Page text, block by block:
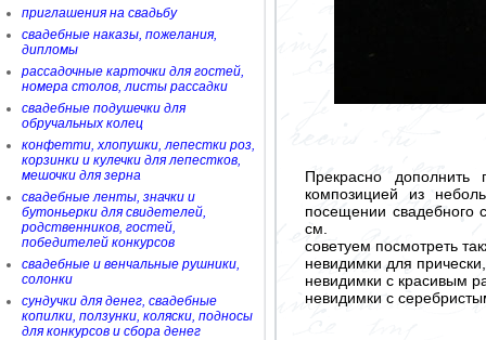
приглашения на свадьбу
свадебные наказы, пожелания,
дипломы
рассадочные карточки для гостей,
номера столов, листы рассадки
свадебные подушечки для
обручальных колец
конфетти, хлопушки, лепестки роз,
корзинки и кулечки для лепестков,
мешочки для зерна
свадебные ленты, значки и
бутоньерки для свидетелей,
родственников, гостей,
победителей конкурсов
свадебные и венчальные рушники,
солонки
сундучки для денег, свадебные
копилки, ползунки, коляски, подносы
для конкурсов и сбора денег
Прекрасно дополнить
композицией из
посещении свадебного
см.
советуем посмотреть
невидимки для
невидимки с красивым
невидимки с